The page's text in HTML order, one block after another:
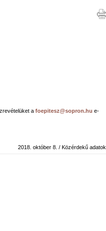
a foepitesz@sopron.hu e-
2018. október 8. / Közérdekű adatok